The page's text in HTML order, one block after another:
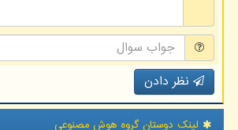
نظر دادن
لینک دوستان گروه هوش مصنوعی